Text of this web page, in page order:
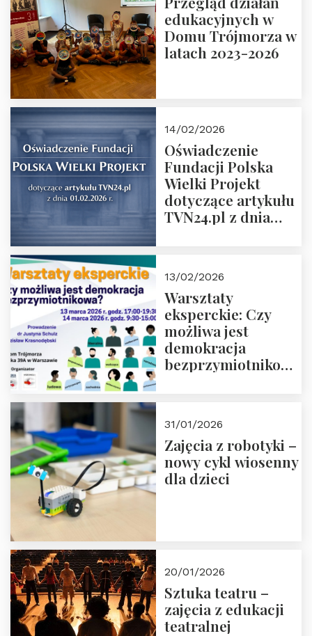
Grzegorz Górny i
prof. Michał
Łuczewski
edukacyjnych w
Domu Trójmorza w
latach 2023-2026
14/02/2026
Oświadczenie
Fundacji Polska
Wielki Projekt
dotyczące artykułu
TVN24.pl z dnia
13/02/2026
Warsztaty
eksperckie: Czy
możliwa jest
demokracja
bezprzymiotnikowa?
31/01/2026
Zajęcia z robotyki –
nowy cykl wiosenny
dla dzieci
20/01/2026
Sztuka teatru –
zajęcia z edukacji
teatralnej